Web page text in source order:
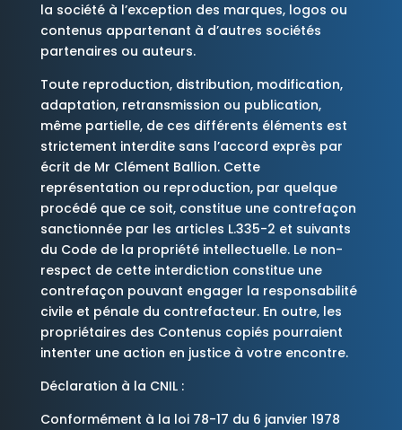
la société à l’exception des marques, logos ou
contenus appartenant à d’autres sociétés
partenaires ou auteurs.
Toute reproduction, distribution, modification,
adaptation, retransmission ou publication,
même partielle, de ces différents éléments est
strictement interdite sans l’accord exprès par
écrit de Mr Clément Ballion. Cette
représentation ou reproduction, par quelque
procédé que ce soit, constitue une contrefaçon
sanctionnée par les articles L.335-2 et suivants
du Code de la propriété intellectuelle. Le non-
respect de cette interdiction constitue une
contrefaçon pouvant engager la responsabilité
civile et pénale du contrefacteur. En outre, les
propriétaires des Contenus copiés pourraient
intenter une action en justice à votre encontre.
Déclaration à la CNIL :
Conformément à la loi 78-17 du 6 janvier 1978